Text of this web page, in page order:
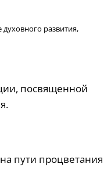
развития,
посвященной
пути процветания